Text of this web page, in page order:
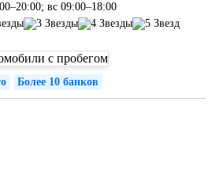
вс 09:00–18:00
Более 10 банков